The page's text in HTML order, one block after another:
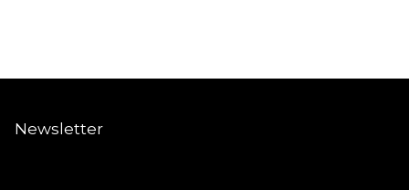
Newsletter